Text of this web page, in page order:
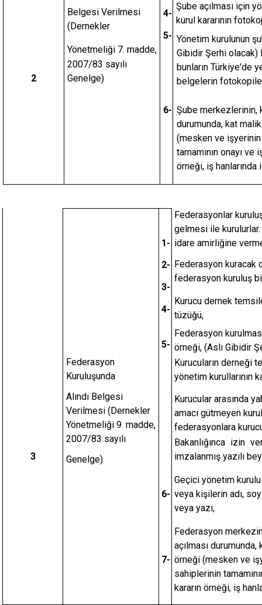
2
Belgesi Verilmesi
(Dernekler
Yönetmeliği 7. madde,
2007/83 sayılı
Genelge)
4-
5-
Şube açılması için
kurul kararının
Yönetim kurulunun
Gibidir Şerhi olacak)
bunların Türkiye'de
belgelerin
6- Şube merkezlerinin,
durumunda, kat
(mesken ve
tamamının onayı
örneği, iş hanlarında
3
Federasyon
Kuruluşunda
Alındı Belgesi
Verilmesi (Dernekler
Yönetmeliği 9. madde,
2007/83 sayılı
Genelge)
1-
2-
3-
4-
5-
Federasyonlar
gelmesi ile
idare amirliğine
Federasyon kuracak
federasyon kuruluş
Kurucu dernek
tüzüğü,
Federasyon
örneği, (Aslı Gibidir
Kurucuların derneği
yönetim kurullarının
Kurucular arasında
amacı gütmeyen
federasyonlara
Bakanlığınca izin
imzalanmış yazılı
6-
Geçici yönetim
veya kişilerin adı,
veya yazı,
7-
Federasyon
açılması
örneği (mesken ve
sahiplerinin
kararın örneği, iş